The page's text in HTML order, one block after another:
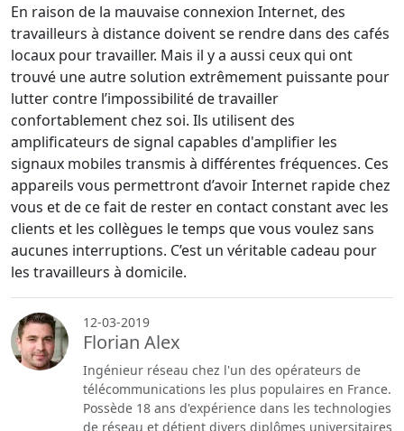
En raison de la mauvaise connexion Internet, des
travailleurs à distance doivent se rendre dans des cafés
locaux pour travailler. Mais il y a aussi ceux qui ont
trouvé une autre solution extrêmement puissante pour
lutter contre l’impossibilité de travailler
confortablement chez soi. Ils utilisent des
amplificateurs de signal capables d'amplifier les
signaux mobiles transmis à différentes fréquences. Ces
appareils vous permettront d’avoir Internet rapide chez
vous et de ce fait de rester en contact constant avec les
clients et les collègues le temps que vous voulez sans
aucunes interruptions. C’est un véritable cadeau pour
les travailleurs à domicile.
12-03-2019
Florian Alex
Ingénieur réseau chez l'un des opérateurs de
télécommunications les plus populaires en France.
Possède 18 ans d'expérience dans les technologies
de réseau et détient divers diplômes universitaires